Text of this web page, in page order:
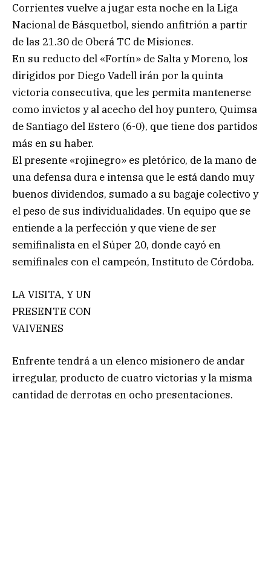
Corrientes vuelve a jugar esta noche en la Liga
Nacional de Básquetbol, siendo anfitrión a partir
de las 21.30 de Oberá TC de Misiones.
En su reducto del «Fortín» de Salta y Moreno, los
dirigidos por Diego Vadell irán por la quinta
victoria consecutiva, que les permita mantenerse
como invictos y al acecho del hoy puntero, Quimsa
de Santiago del Estero (6-0), que tiene dos partidos
más en su haber.
El presente «rojinegro» es pletórico, de la mano de
una defensa dura e intensa que le está dando muy
buenos dividendos, sumado a su bagaje colectivo y
el peso de sus individualidades. Un equipo que se
entiende a la perfección y que viene de ser
semifinalista en el Súper 20, donde cayó en
semifinales con el campeón, Instituto de Córdoba.
LA VISITA, Y UN
PRESENTE CON
VAIVENES
Enfrente tendrá a un elenco misionero de andar
irregular, producto de cuatro victorias y la misma
cantidad de derrotas en ocho presentaciones.